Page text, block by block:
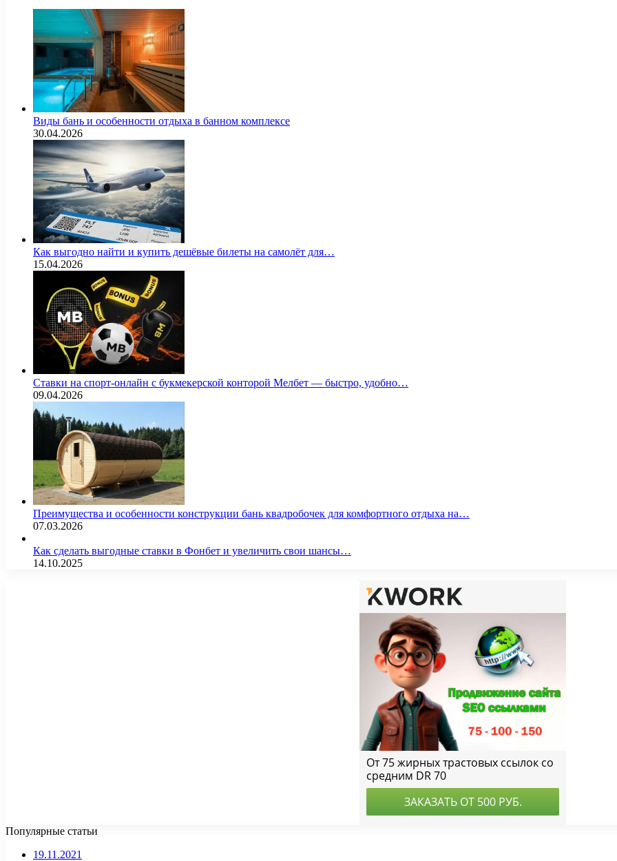
Виды бань и особенности отдыха в банном комплексе
30.04.2026
Как выгодно найти и купить дешёвые билеты на самолёт для…
15.04.2026
Ставки на спорт-онлайн с букмекерской конторой Мелбет — быстро, удобно…
09.04.2026
Преимущества и особенности конструкции бань квадробочек для комфортного отдыха на…
07.03.2026
Как сделать выгодные ставки в Фонбет и увеличить свои шансы…
14.10.2025
Популярные статьи
19.11.2021